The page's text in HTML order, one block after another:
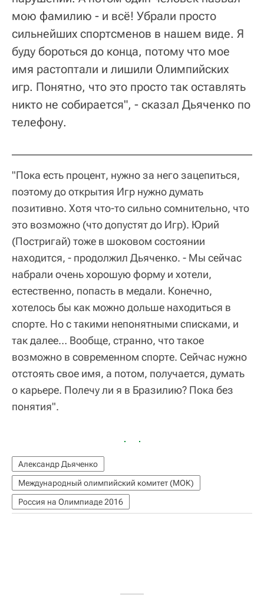
мою фамилию - и всё! Убрали просто
сильнейших спортсменов в нашем виде. Я
буду бороться до конца, потому что мое
имя растоптали и лишили Олимпийских
игр. Понятно, что это просто так оставлять
никто не собирается", - сказал Дьяченко по
телефону.
"Пока есть процент, нужно за него зацепиться,
поэтому до открытия Игр нужно думать
позитивно. Хотя что-то сильно сомнительно, что
это возможно (что допустят до Игр). Юрий
(Постригай) тоже в шоковом состоянии
находится, - продолжил Дьяченко. - Мы сейчас
набрали очень хорошую форму и хотели,
естественно, попасть в медали. Конечно,
хотелось бы как можно дольше находиться в
спорте. Но с такими непонятными списками, и
так далее… Вообще, странно, что такое
возможно в современном спорте. Сейчас нужно
отстоять свое имя, а потом, получается, думать
о карьере. Полечу ли я в Бразилию? Пока без
понятия".
Александр Дьяченко
Международный олимпийский комитет (МОК)
Россия на Олимпиаде 2016